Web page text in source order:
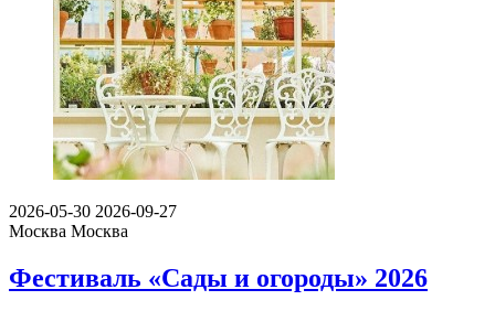
2026-05-30 2026-09-27
Москва Москва
Фестиваль «Сады и огороды» 2026